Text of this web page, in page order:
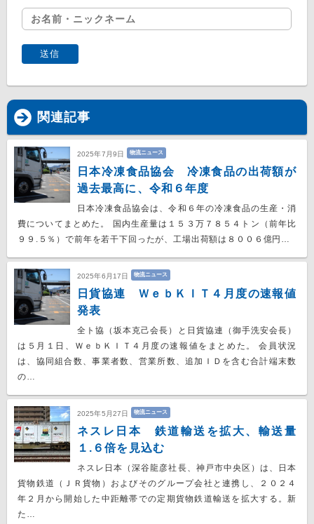
関連記事
2025年7月9日 物流ニュース
日本冷凍食品協会 冷凍食品の出荷額が
過去最高に、令和６年度
日本冷凍食品協会は、令和６年の冷凍食品の生産・消
費についてまとめた。 国内生産量は１５３万７８５４トン（前年比
９９.５％）で前年を若干下回ったが、工場出荷額は８００６億円…
2025年6月17日 物流ニュース
日貨協連 ＷｅｂＫＩＴ４月度の速報値
発表
全ト協（坂本克己会長）と日貨協連（御手洗安会長）
は５月１日、ＷｅｂＫＩＴ４月度の速報値をまとめた。 会員状況
は、協同組合数、事業者数、営業所数、追加ＩＤを含む合計端末数
の…
2025年5月27日 物流ニュース
ネスレ日本 鉄道輸送を拡大、輸送量
１.６倍を見込む
ネスレ日本（深谷龍彦社長、神戸市中央区）は、日本
貨物鉄道（ＪＲ貨物）およびそのグループ会社と連携し、２０２４
年２月から開始した中距離帯での定期貨物鉄道輸送を拡大する。新
た…